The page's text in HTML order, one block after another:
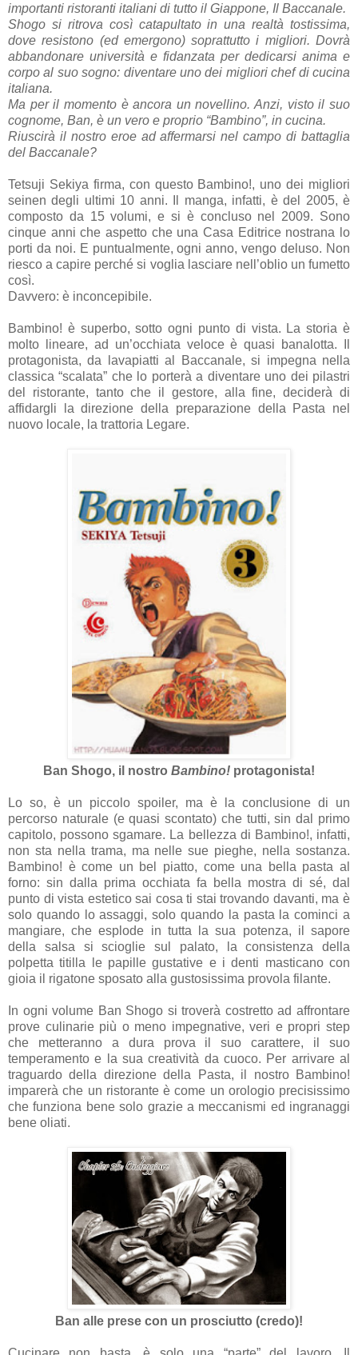
importanti ristoranti italiani di tutto il Giappone, Il Baccanale.
Shogo si ritrova così catapultato in una realtà tostissima,
dove resistono (ed emergono) soprattutto i migliori. Dovrà
abbandonare università e fidanzata per dedicarsi anima e
corpo al suo sogno: diventare uno dei migliori chef di cucina
italiana.
Ma per il momento è ancora un novellino. Anzi, visto il suo
cognome, Ban, è un vero e proprio “Bambino”, in cucina.
Riuscirà il nostro eroe ad affermarsi nel campo di battaglia
del Baccanale?
Tetsuji Sekiya firma, con questo Bambino!, uno dei migliori
seinen degli ultimi 10 anni. Il manga, infatti, è del 2005, è
composto da 15 volumi, e si è concluso nel 2009. Sono
cinque anni che aspetto che una Casa Editrice nostrana lo
porti da noi. E puntualmente, ogni anno, vengo deluso. Non
riesco a capire perché si voglia lasciare nell’oblio un fumetto
così.
Davvero: è inconcepibile.
Bambino! è superbo, sotto ogni punto di vista. La storia è
molto lineare, ad un’occhiata veloce è quasi banalotta. Il
protagonista, da lavapiatti al Baccanale, si impegna nella
classica “scalata” che lo porterà a diventare uno dei pilastri
del ristorante, tanto che il gestore, alla fine, deciderà di
affidargli la direzione della preparazione della Pasta nel
nuovo locale, la trattoria Legare.
Ban Shogo, il nostro Bambino! protagonista!
Lo so, è un piccolo spoiler, ma è la conclusione di un
percorso naturale (e quasi scontato) che tutti, sin dal primo
capitolo, possono sgamare. La bellezza di Bambino!, infatti,
non sta nella trama, ma nelle sue pieghe, nella sostanza.
Bambino! è come un bel piatto, come una bella pasta al
forno: sin dalla prima occhiata fa bella mostra di sé, dal
punto di vista estetico sai cosa ti stai trovando davanti, ma è
solo quando lo assaggi, solo quando la pasta la cominci a
mangiare, che esplode in tutta la sua potenza, il sapore
della salsa si scioglie sul palato, la consistenza della
polpetta titilla le papille gustative e i denti masticano con
gioia il rigatone sposato alla gustosissima provola filante.
In ogni volume Ban Shogo si troverà costretto ad affrontare
prove culinarie più o meno impegnative, veri e propri step
che metteranno a dura prova il suo carattere, il suo
temperamento e la sua creatività da cuoco. Per arrivare al
traguardo della direzione della Pasta, il nostro Bambino!
imparerà che un ristorante è come un orologio precisissimo
che funziona bene solo grazie a meccanismi ed ingranaggi
bene oliati.
Ban alle prese con un prosciutto (credo)!